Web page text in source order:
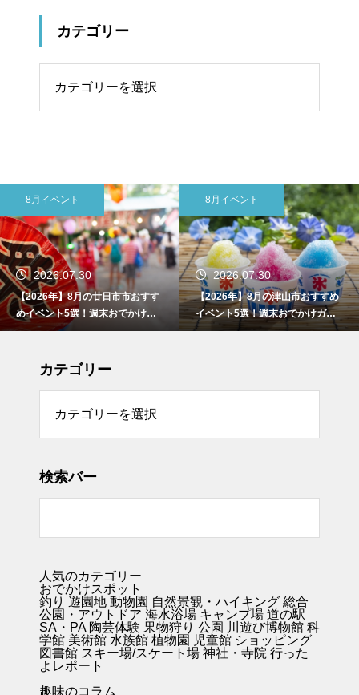
カテゴリー
8月イベント
2026.07.30
【2026年】8月の津山市おすすめ
イベント5選！週末おでかけガイ
ド
東広島市
2026.07.30
【2026年】8月の東広島市おすす
めイベント5選！週末おでかけガ
イド
カテゴリー
検索バー
人気のカテゴリー
おでかけスポット
釣り 遊園地 動物園 自然景観・ハイキング 総合
公園・アウトドア 海水浴場 キャンプ場 道の駅
SA・PA 陶芸体験 果物狩り 公園 川遊び博物館 科
学館 美術館 水族館 植物園 児童館 ショッピング
図書館 スキー場/スケート場 神社・寺院 行った
よレポート
趣味のコラム